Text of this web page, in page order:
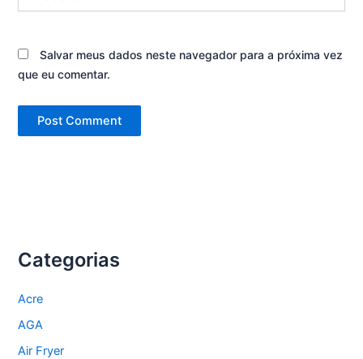
Salvar meus dados neste navegador para a próxima vez
que eu comentar.
Categorias
Acre
AGA
Air Fryer